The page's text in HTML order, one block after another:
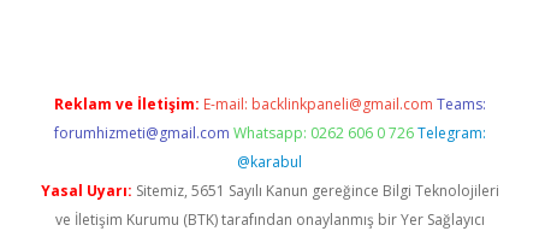
Reklam ve İletişim: E-mail: backlinkpaneli@gmail.com Teams:
forumhizmeti@gmail.com Whatsapp: 0262 606 0 726 Telegram:
@karabul
Yasal Uyarı: Sitemiz, 5651 Sayılı Kanun gereğince Bilgi Teknolojileri
ve İletişim Kurumu (BTK) tarafından onaylanmış bir Yer Sağlayıcı